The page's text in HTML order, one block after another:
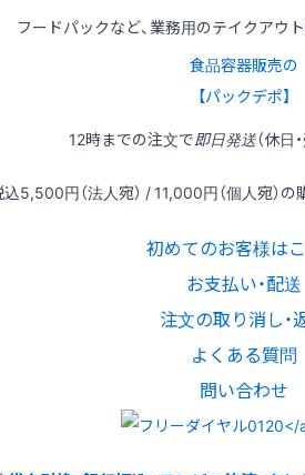
フードパックなど、業務用のテイクアウ
食品容器販売の
【パックデポ】
12時までの注文で即日発送（休日
込5,500円（法人宛） / 11,000円（個人宛）の
初めてのお客様は
お支払い・配送
注文の取り消し・
よくある質問
問い合わせ